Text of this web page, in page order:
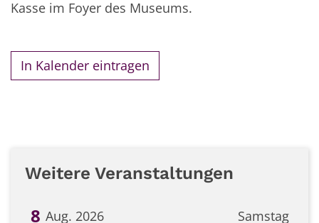
Kasse im Foyer des Museums.
In Kalender eintragen
Weitere Veranstaltungen
Samstag
8 Aug. 2026